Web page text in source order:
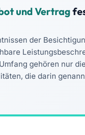
und Vertrag
der
gehören nur
die darin